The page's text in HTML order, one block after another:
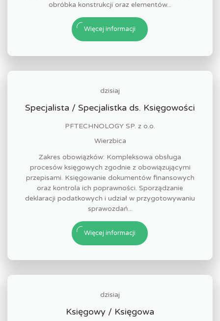
obróbka konstrukcji oraz elementów...
Więcej informacji
dzisiaj
Specjalista / Specjalistka ds. Księgowości
PFTECHNOLOGY SP. z o.o.
Wierzbica
Zakres obowiązków: Kompleksowa obsługa
procesów księgowych zgodnie z obowiązującymi
przepisami. Księgowanie dokumentów finansowych
oraz kontrola ich poprawności. Sporządzanie
deklaracji podatkowych i udział w przygotowywaniu
sprawozdań...
Więcej informacji
dzisiaj
Księgowy / Księgowa